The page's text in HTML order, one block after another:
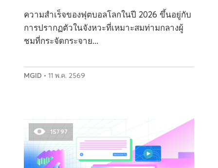
ความสำเร็จของฟุตบอลโลกในปี 2026 ขึ้นอยู่กับ
การปรากฏตัวในจังหวะที่เหมาะสมท่ามกลางผู้
ชมที่กระจัดกระจาย...
MGID • 11 พ.ค. 2569
15797